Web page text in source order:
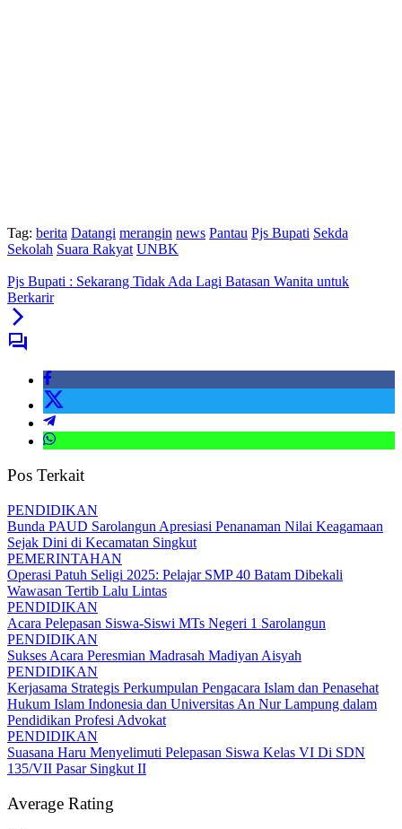
Tag: berita Datangi merangin news Pantau Pjs Bupati Sekda
Sekolah Suara Rakyat UNBK
Pjs Bupati : Sekarang Tidak Ada Lagi Batasan Wanita untuk
Berkarir
Pos Terkait
PENDIDIKAN
Bunda PAUD Sarolangun Apresiasi Penanaman Nilai Keagamaan
Sejak Dini di Kecamatan Singkut
PEMERINTAHAN
Operasi Patuh Seligi 2025: Pelajar SMP 40 Batam Dibekali
Wawasan Tertib Lalu Lintas
PENDIDIKAN
Acara Pelepasan Siswa-Siswi MTs Negeri 1 Sarolangun
PENDIDIKAN
Sukses Acara Peresmian Madrasah Madiyan Aisyah
PENDIDIKAN
Kerjasama Strategis Perkumpulan Pengacara Islam dan Penasehat
Hukum Islam Indonesia dan Universitas An Nur Lampung dalam
Pendidikan Profesi Advokat
PENDIDIKAN
Suasana Haru Menyelimuti Pelepasan Siswa Kelas VI Di SDN
135/VII Pasar Singkut II
Average Rating